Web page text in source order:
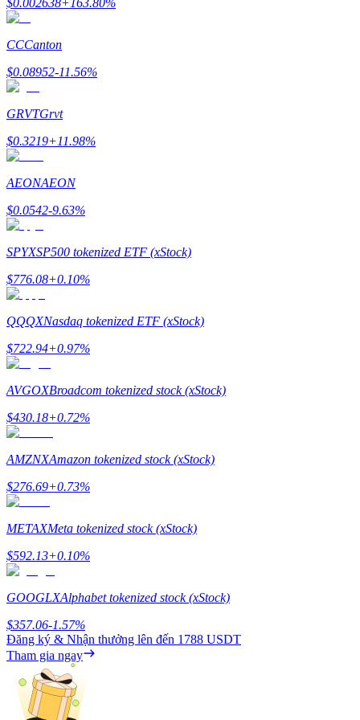
Staking
Lợi nhuận cao và truy cập ngay lập tức
Launchpool
Đặt cọc linh hoạt để kiếm được các token phổ biến.
$0.002638+ 163.80%
CCCanton
$0.08952-11.56%
GRVTGrvt
$0.3219+11.98%
AEONAEON
$0.0542-9.63%
SPYXSP500 tokenized ETF (xStock)
$776.08+0.10%
QQQXNasdaq tokenized ETF (xStock)
$722.94+0.97%
AVGOXBroadcom tokenized stock (xStock)
$430.18+0.72%
AMZNXAmazon tokenized stock (xStock)
$276.69+0.73%
METAXMeta tokenized stock (xStock)
$592.13+0.10%
GOOGLXAlphabet tokenized stock (xStock)
$357.06-1.57%
Đăng ký & Nhận thưởng lên đến 1788 USDT
Tham gia ngay